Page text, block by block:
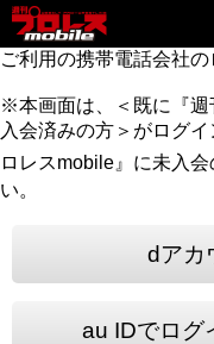
ご利用の携帯電話会社
※本画面は、＜既に『週
入会済みの方＞がログ
ロレスmobile』に未入
い。
dアカ
au IDでログ